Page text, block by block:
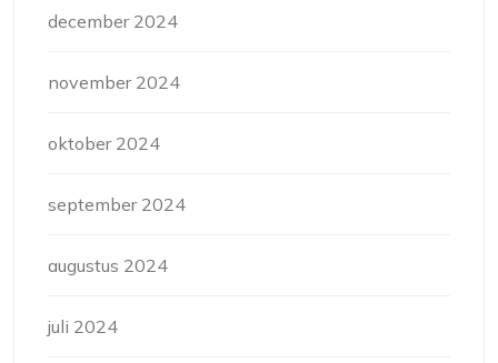
december 2024
november 2024
oktober 2024
september 2024
augustus 2024
juli 2024